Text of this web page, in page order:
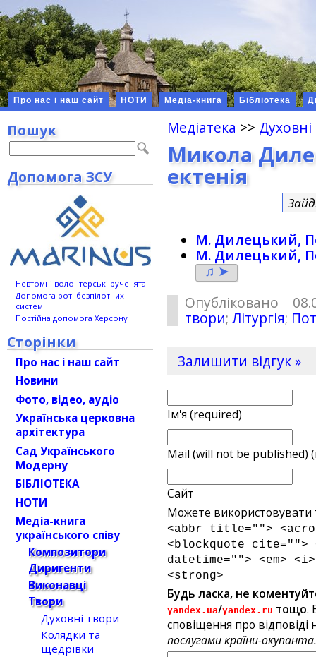
Про нас і наш сайт НОТИ Медіа-книга Бібліотека
Медіатека >>
Микола
ектенія
М. Дилецький,
М. Дилецький,
♫ ➤
Опубліковано
твори;Літургія;
Залишити відгук »
Ім'я (required)
Mail (will not be published)
Сайт
Можете використовувати
<abbr title="">
<blockquote cite="">
datetime=""> <em>
<strong>
Будь ласка, не
yandex.ua/yandex.ru тощо.
сповіщення про відповіді
послугами країни-
Пошук
Допомога ЗСУ
Невтомні волонтерські рученята
Допомога роті безпілотних
систем
Постійна допомога Херсону
Сторінки
Про нас і наш сайт
Новини
Фото, відео, аудіо
Українська церковна
архітектура
Сад Українського
Модерну
БІБЛІОТЕКА
НОТИ
Медіа-книга
українського співу
Композитори
Диригенти
Виконавці
Твори
Духовні твори
Колядки та
щедрівки